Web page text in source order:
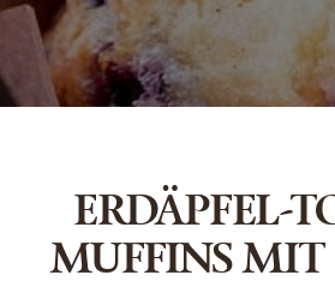
ERDÄPFEL-
MUFFINS MIT